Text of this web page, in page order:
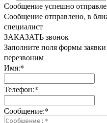
Сообщение успешно
Сообщение отправлено, в
специалист
ЗАКАЗАТЬ звонок
Заполните поля формы
перезвоним
Имя:*
Телефон:*
Сообщение:*